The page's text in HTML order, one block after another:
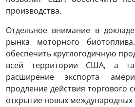
производства.
Отдельное внимание в
рынка моторного
обеспечить круглогодичную
всей территории США, а
расширение экспорта
продление действия торгового
открытие новых международных